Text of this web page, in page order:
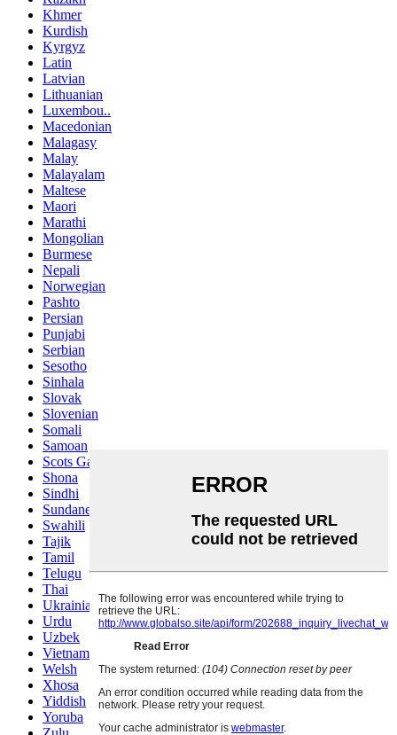
Khmer
Kurdish
Kyrgyz
Latin
Latvian
Lithuanian
Luxembou..
Macedonian
Malagasy
Malay
Malayalam
Maltese
Maori
Marathi
Mongolian
Burmese
Nepali
Norwegian
Pashto
Persian
Punjabi
Serbian
Sesotho
Sinhala
Slovak
Slovenian
Somali
Samoan
Scots Gaelic
Shona
Sindhi
Sundanese
Swahili
Tajik
Tamil
Telugu
Thai
Ukrainian
Urdu
Uzbek
Vietnamese
Welsh
Xhosa
Yiddish
Yoruba